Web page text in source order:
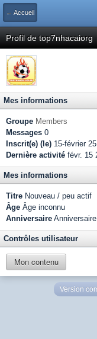
← Accueil
Profil de top7nhacaiorg
Mes informations
Groupe Members
Messages 0
Inscrit(e) (le) 15-février 25
Dernière activité févr. 15
Mes informations
Titre Nouveau / peu actif
Âge Âge inconnu
Anniversaire
Contrôles utilisateur
Mon contenu
Version